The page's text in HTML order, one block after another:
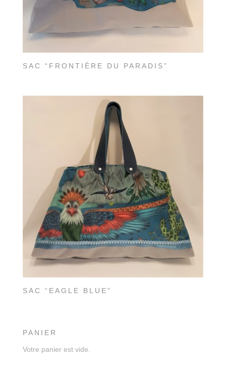
SAC “FRONTIÈRE DU PARADIS”
SAC “EAGLE BLUE”
PANIER
Votre panier est vide.